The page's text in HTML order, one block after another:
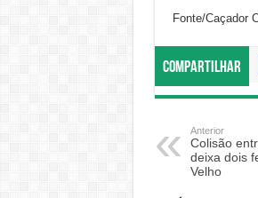
Fonte/Caçador
Compartilhar
Anterior
Colisão
deixa dois
Velho